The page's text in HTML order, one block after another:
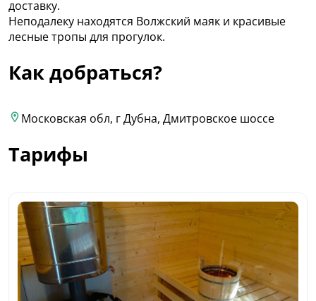
доставку.
Неподалеку находятся Волжский маяк и красивые
лесные тропы для прогулок.
Как добраться?
Московская обл, г Дубна, Дмитровское шоссе
Тарифы